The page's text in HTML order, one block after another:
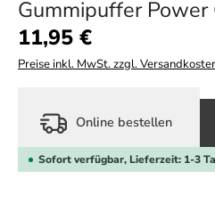
Gummipuffer Power
Regulärer Preis:
11,95 €
Preise inkl. MwSt. zzgl.
Online bestellen
Sofort verfügbar, Lieferzeit: 1-3